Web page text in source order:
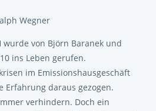
Wegner
wurde von Björn Baranek und
ins Leben gerufen.
im Emissionshausgeschäft
Erfahrung daraus gezogen.
verhindern. Doch ein